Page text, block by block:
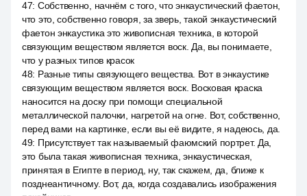
47: Собственно, начнём с того, что энкаустический фаетон,
что это, собственно говоря, за зверь, такой энкаустический
фаетон энкаустика это живописная техника, в которой
связующим веществом является воск. Да, вы понимаете,
что у разных типов красок
48: Разные типы связующего вещества. Вот в энкаустике
связующим веществом является воск. Восковая краска
наносится на доску при помощи специальной
металлической палочки, нагретой на огне. Вот, собственно,
перед вами на картинке, если вы её видите, я надеюсь, да.
49: Присутствует так называемый фаюмский портрет. Да,
это была такая живописная техника, энкаустическая,
принятая в Египте в период, ну, так скажем, да, ближе к
позднеантичному. Вот, да, когда создавались изображения